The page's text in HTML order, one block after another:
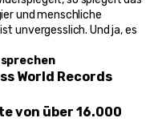
und menschliche
unvergesslich. Und ja, es
World Records
von über 16.000